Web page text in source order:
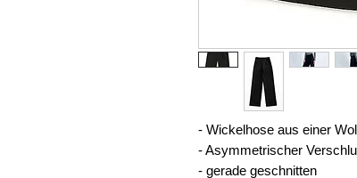
- Wickelhose aus einer
- Asymmetrischer
- gerade geschnitten